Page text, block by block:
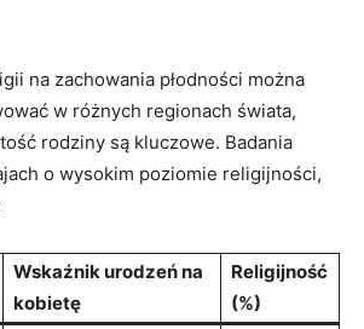
na⁢ zachowania płodności można
w różnych regionach świata,
rodziny są ‍kluczowe. Badania
o wysokim‌ poziomie⁤ religijności,
Wskaźnik urodzeń na
kobietę
Religijność
(%)